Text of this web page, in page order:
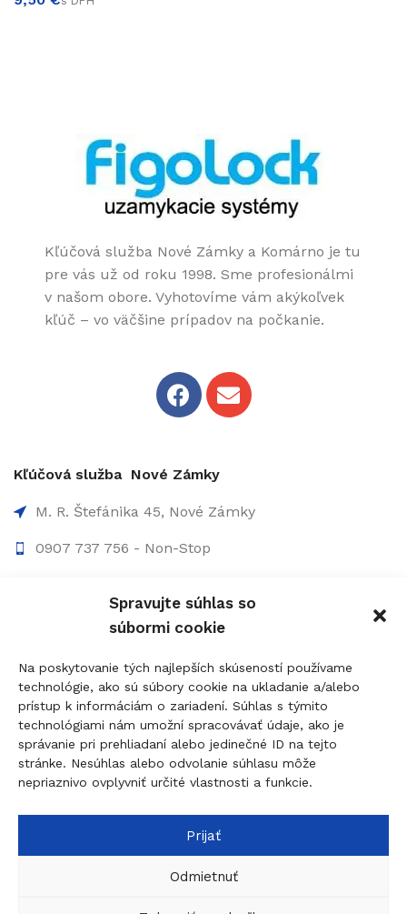
Spravujte súhlas so
súbormi cookie
Na poskytovanie tých najlepších skúseností používame
technológie, ako sú súbory cookie na ukladanie a/alebo
prístup k informáciám o zariadení. Súhlas s týmito
technológiami nám umožní spracovávať údaje, ako je
správanie pri prehliadaní alebo jedinečné ID na tejto
stránke. Nesúhlas alebo odvolanie súhlasu môže
nepriaznivo ovplyvniť určité vlastnosti a funkcie.
Prijať
Odmietnuť
Kľúčová služba Nové Zámky a Komárno je tu
pre vás už od roku 1998. Sme profesionálmi
v našom obore. Vyhotovíme vám akýkoľvek
kľúč – vo väčšine prípadov na počkanie.
Kľúčová služba Nové Zámky
M. R. Štefánika 45, Nové Zámky
0907 737 756 - Non-Stop
info@figolock.sk
Kľúčová služba Komárno
Palatínova 20, 945 01 Komárno
0907 737 756 - Non Stop
0911 015 055 - 9:00-17:00
komarno@figolock.sk
© 2026figolock.skcreated bydobrýBRAND
Táto stránka je chránená systémom reCAPTCHA a
Pravidlá ochrany osobných údajov